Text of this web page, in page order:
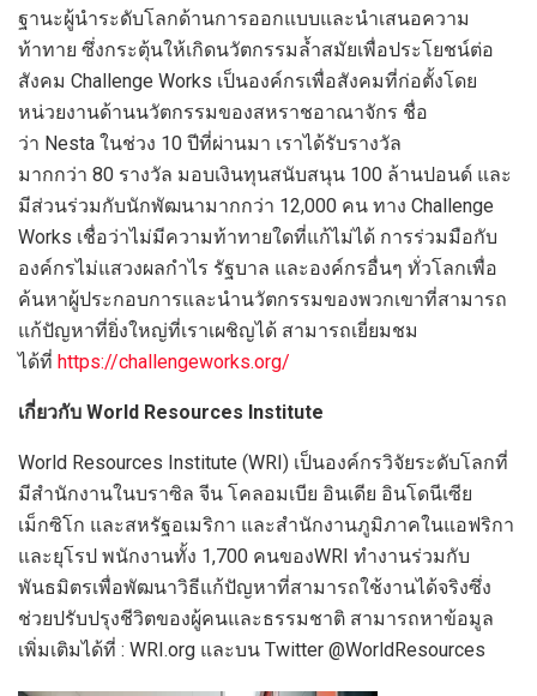
ฐานะผู้นำระดับโลกด้านการออกแบบและนำเสนอความ
ท้าทาย ซึ่งกระตุ้นให้เกิดนวัตกรรมล้ำสมัยเพื่อประโยชน์ต่อ
สังคม Challenge Works เป็นองค์กรเพื่อสังคมที่ก่อตั้งโดย
หน่วยงานด้านนวัตกรรมของสหราชอาณาจักร ชื่อ
ว่า Nesta ในช่วง 10 ปีที่ผ่านมา เราได้รับรางวัล
มากกว่า 80 รางวัล มอบเงินทุนสนับสนุน 100 ล้านปอนด์ และ
มีส่วนร่วมกับนักพัฒนามากกว่า 12,000 คน ทาง Challenge
Works เชื่อว่าไม่มีความท้าทายใดที่แก้ไม่ได้ การร่วมมือกับ
องค์กรไม่แสวงผลกำไร รัฐบาล และองค์กรอื่นๆ ทั่วโลกเพื่อ
ค้นหาผู้ประกอบการและนำนวัตกรรมของพวกเขาที่สามารถ
แก้ปัญหาที่ยิ่งใหญ่ที่เราเผชิญได้ สามารถเยี่ยมชม
ได้ที่ https://challengeworks.org/
เกี่ยวกับ World Resources Institute
World Resources Institute (WRI) เป็นองค์กรวิจัยระดับโลกที่
มีสำนักงานในบราซิล จีน โคลอมเบีย อินเดีย อินโดนีเซีย
เม็กซิโก และสหรัฐอเมริกา และสำนักงานภูมิภาคในแอฟริกา
และยุโรป พนักงานทั้ง 1,700 คนของWRI ทำงานร่วมกับ
พันธมิตรเพื่อพัฒนาวิธีแก้ปัญหาที่สามารถใช้งานได้จริงซึ่ง
ช่วยปรับปรุงชีวิตของผู้คนและธรรมชาติ สามารถหาข้อมูล
เพิ่มเติมได้ที่ : WRI.org และบน Twitter @WorldResources